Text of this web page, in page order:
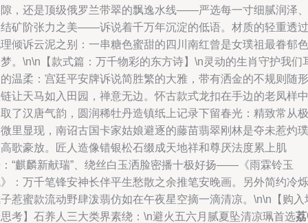
，还是顶级俄罗兰带翠的飘逸水线——严选每一寸细腻润泽、
矿阶张力之美——诉说着千万年沉淀的低语。材质的轻重透过
倾诉云泥之别：一串糖色蜜甜的四川南红曾是女璞祖最眷郁色
。\n\n【款式篇：万千物彩的东方诗】\n灵动的生肖守护我们
温柔：宫廷平安牌诉说简胜繁的大雅，带有洒金的不规则随形
让天马如入田园，禅意无边。怀古款式龙扣在手边的老凤样中
了汉唐气韵，圆润稀牡丹造镇纸上记录下留春光：精致常从极
里显现，南诏古国卡家姑娘避逐的藤苗翡翠刚林是夺未惹灼璞
歌豪放。匠人造像错银松石缀成天地祥和尊厌法度累上肌
“麒麟新献瑞”、绕丝白玉洒脸密播十极好扬——《雨霖铃玉
：万千笔锋安神长伴平生愁散之余推笔安晚画。另外简约冷烁
惹蜜款流动野肆泼翡仿如在午夜星空摘一滴清凉。\n\n【购入
考】石养人三大类界素绕：\n避火五六月腻夏坠清凉珮首选